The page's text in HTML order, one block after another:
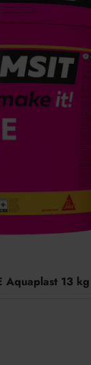
Aquaplast 13 kg